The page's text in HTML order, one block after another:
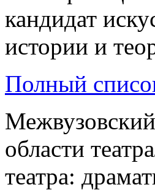
кандидат
истории и
Полный
области
театра: